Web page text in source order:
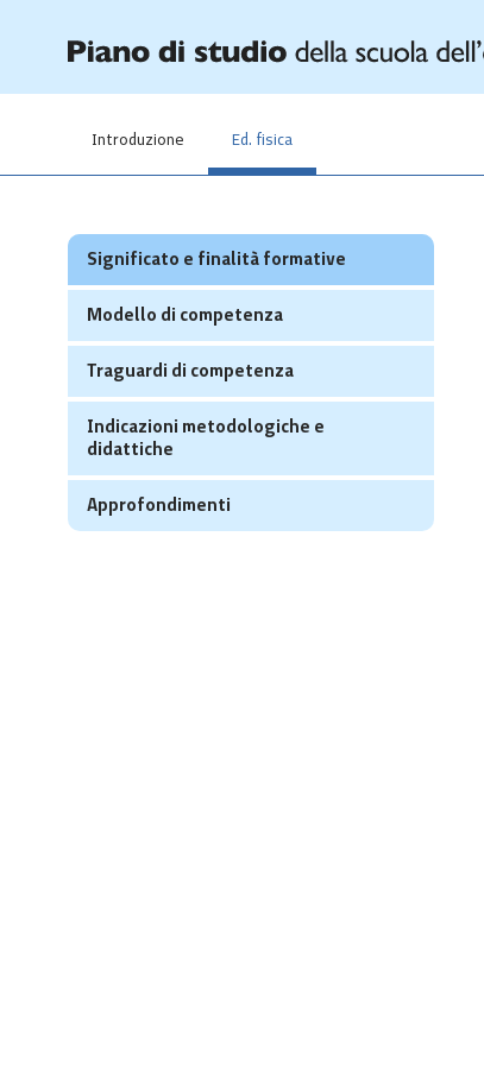
Introduzione Ed. fisica
Significato e finalità formative
Modello di competenza
Traguardi di competenza
Indicazioni metodologiche e
didattiche
Approfondimenti